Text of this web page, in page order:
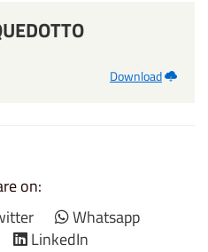
Download
on:
Whatsapp
LinkedIn